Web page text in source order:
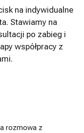
na indywidualne
Stawiamy na
po zabieg i
współpracy z
rozmowa z